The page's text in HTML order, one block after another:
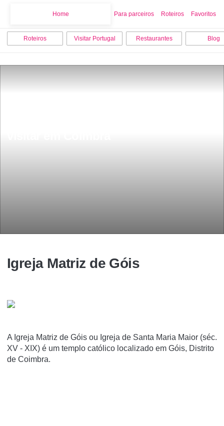
Home Para parceiros Roteiros Favoritos
Roteiros Visitar Portugal Restaurantes Blog
Igreja Matriz de Góis
A Igreja Matriz de Góis ou Igreja de Santa Maria Maior (séc.
XV - XIX) é um templo católico localizado em Góis, Distrito
de Coimbra.